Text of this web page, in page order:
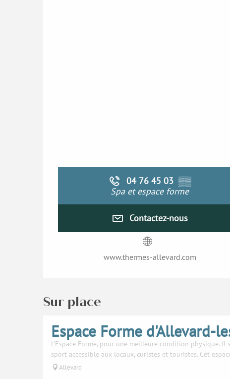
04 76 45 03 ▒▒
Spa et espace forme
Contactez-nous
www.thermes-allevard.com
Sur place
Espace Forme d'Allevard-
L'Espace Forme, pour une meilleure condition physique. Il
sport accessible aux locaux, curistes et touristes. Cet
Allevard